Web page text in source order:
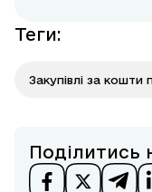
Теги:
Закупівлі за
Поділитись